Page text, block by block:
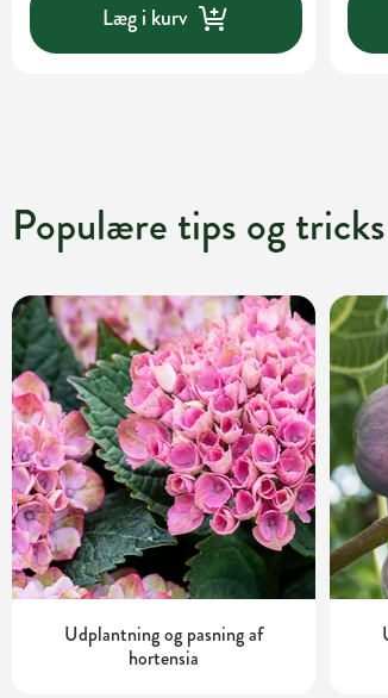
Læg i kurv
Populære tips og tricks
Udplantning og pasning af
hortensia